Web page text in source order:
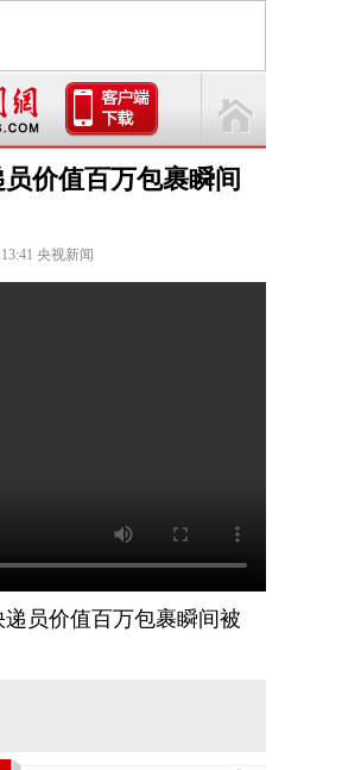
价值百万包裹瞬间
央视新闻
价值百万包裹瞬间被